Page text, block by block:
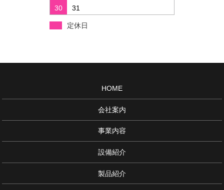
30
31
定休日
HOME
会社案内
事業内容
設備紹介
製品紹介